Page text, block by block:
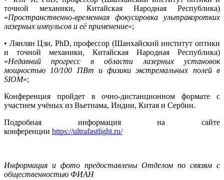
точной механики, Китайская Народная Республика)
«Пространственно-временная фокусировка ультракоротких
лазерных импульсов и её применение»;
• Лянлян Цзи, PhD, профессор (Шанхайский институт оптики
и точной механики, Китайская Народная Республика)
«Недавний прогресс в области лазерных установок
мощностью 10/100 ПВт и физики экстремальных полей в
SIOM»;
Конференция пройдет в очно-дистанционном формате с
участием учёных из Вьетнама, Индии, Китая и Сербии.
Подробная информация на сайте
конференции https://ultrafastlight.ru/
Информация и фото предоставлены Отделом по связям с
общественностью ФИАН